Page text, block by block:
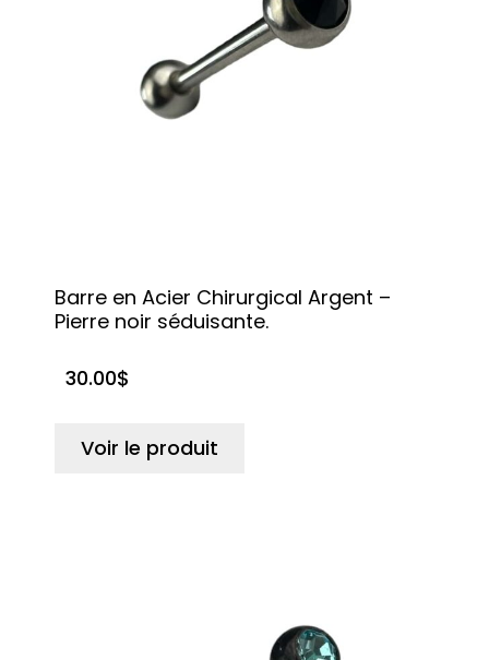
Barre en Acier Chirurgical Argent –
Pierre noir séduisante.
30.00$
Voir le produit